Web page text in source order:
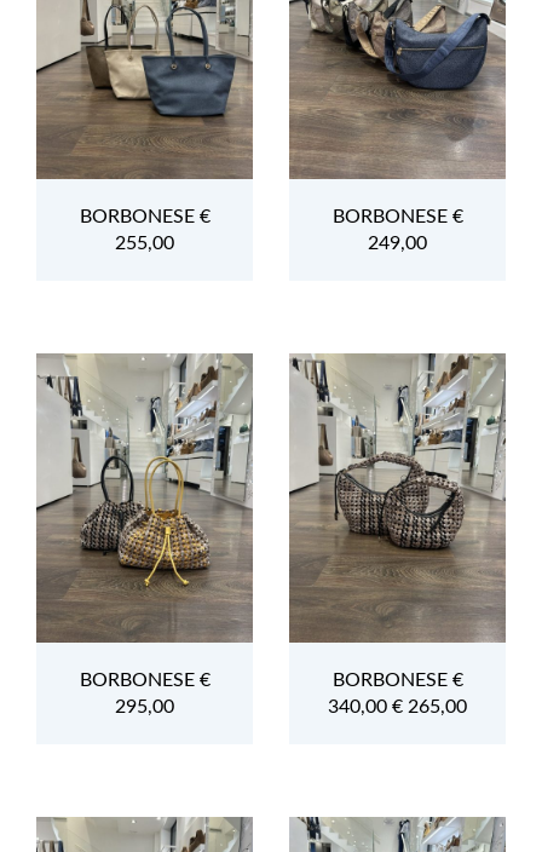
BORBONESE €
255,00
BORBONESE €
249,00
BORBONESE €
295,00
BORBONESE €
340,00 € 265,00